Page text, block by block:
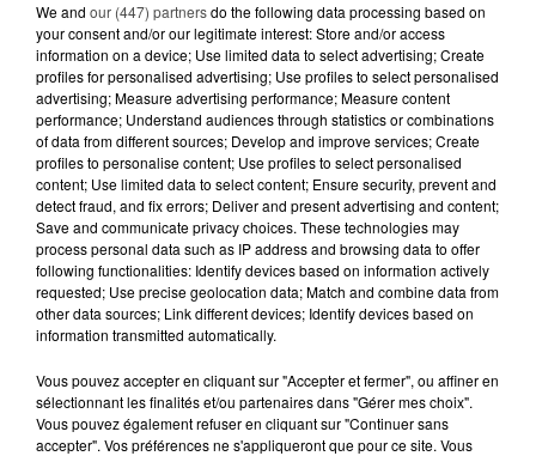
BOUTEILLES D'EAU
DISPARAISSENT DES RAYONS...
5 août 2026
MANGER SAINEMENT COÛTE 25 %
PLUS CHER QU'IL Y A CINQ ANS,
ALERTE L’ONU
5 août 2026
QUELLES SONT LES MARQUES QUI
OFFRENT LE MEILLEUR RAPPORT...
RETROUVEZ TOUTE L'ACTU DE LA RÉGION ET
We and our (447) partnersdo the following data processing based on
your consent and/or our legitimate interest: Store and/or access
information on a device; Use limited data to select advertising; Create
profiles for personalised advertising; Use profiles to select personalised
advertising; Measure advertising performance; Measure content
performance; Understand audiences through statistics or combinations
of data from different sources; Develop and improve services; Create
profiles to personalise content; Use profiles to select personalised
content; Use limited data to select content; Ensure security, prevent and
detect fraud, and fix errors; Deliver and present advertising and content;
Save and communicate privacy choices. These technologies may
process personal data such as IP address and browsing data to offer
following functionalities: Identify devices based on information actively
requested; Use precise geolocation data; Match and combine data from
other data sources; Link different devices; Identify devices based on
information transmitted automatically.
Vous pouvez accepter en cliquant sur "Accepter et fermer", ou affiner en
sélectionnant les finalités et/ou partenaires dans "Gérer mes choix".
Vous pouvez également refuser en cliquant sur "Continuer sans
accepter". Vos préférences ne s'appliqueront que pour ce site. Vous